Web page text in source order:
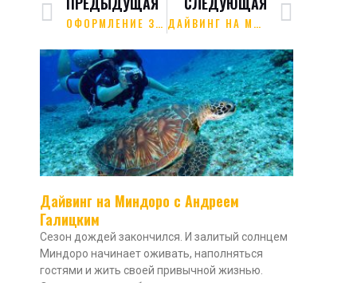
ОФОРМЛЕНИЕ ЗАКАЗА ДАЙВИНГ НА МИНДОРО С АНДРЕЕМ ГАЛИЦКИМ
Дайвинг на Миндоро с Андреем
Галицким
Сезон дождей закончился. И залитый солнцем
Миндоро начинает оживать, наполняться
гостями и жить своей привычной жизнью.